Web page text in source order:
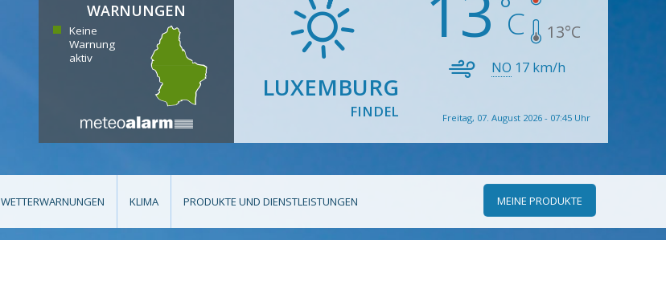
WARNUNGEN
Keine
Warnung
aktiv
LUXEMBURG
FINDEL
13°C
NO 17 km/h
Freitag, 07. August 2026 - 07:45 Uhr
WETTERWARNUNGEN KLIMA PRODUKTE UND DIENSTLEISTUNGEN MEINE PRODUKTE